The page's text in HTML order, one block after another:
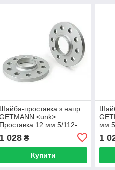
Шайба-проставка з напр.
GETMANN <unk>
Проставка 12 мм 5/112-
1 028₴
Купити
мм
1